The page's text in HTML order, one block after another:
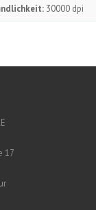
30000 dpi
17